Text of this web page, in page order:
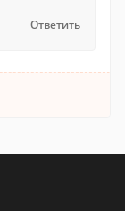
Ответить